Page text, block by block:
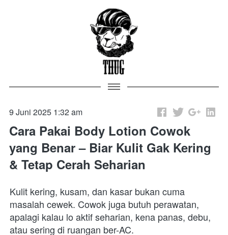
9 Juni 2025 1:32 am
Cara Pakai Body Lotion Cowok
yang Benar – Biar Kulit Gak Kering
& Tetap Cerah Seharian
Kulit kering, kusam, dan kasar bukan cuma
masalah cewek. Cowok juga butuh perawatan,
apalagi kalau lo aktif seharian, kena panas, debu,